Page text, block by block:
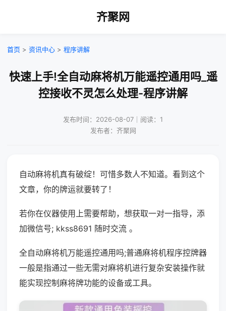
齐聚网
首页 > 资讯中心 > 程序讲解
快速上手!全自动麻将机万能遥控通用吗_遥
控接收不灵怎么处理-程序讲解
发布时间：2026-08-07｜阅读：1
发布者：齐聚网
自动麻将机真有破绽！可惜多数人不知道。看到这个
文章，你的牌运就要转了！
若你在仪器使用上需要帮助，想获取一对一指导，添
加微信号; kkss8691 随时交流 。
全自动麻将机万能遥控通用吗;普通麻将机程序控牌器
一般是指通过一些无需对麻将机进行复杂安装操作就
能实现控制麻将牌功能的设备或工具。